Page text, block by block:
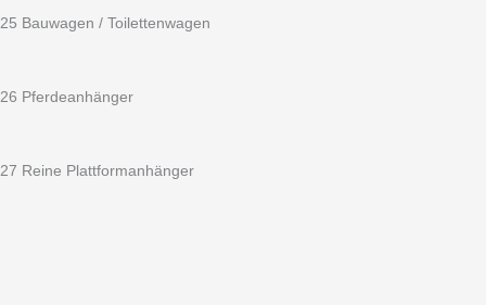
25 Bauwagen / Toilettenwagen
26 Pferdeanhänger
27 Reine Plattformanhänger